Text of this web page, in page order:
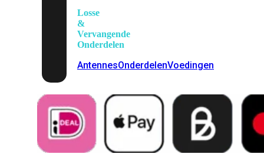
Losse
&
Vervangende
Onderdelen
AntennesOnderdelenVoedingen